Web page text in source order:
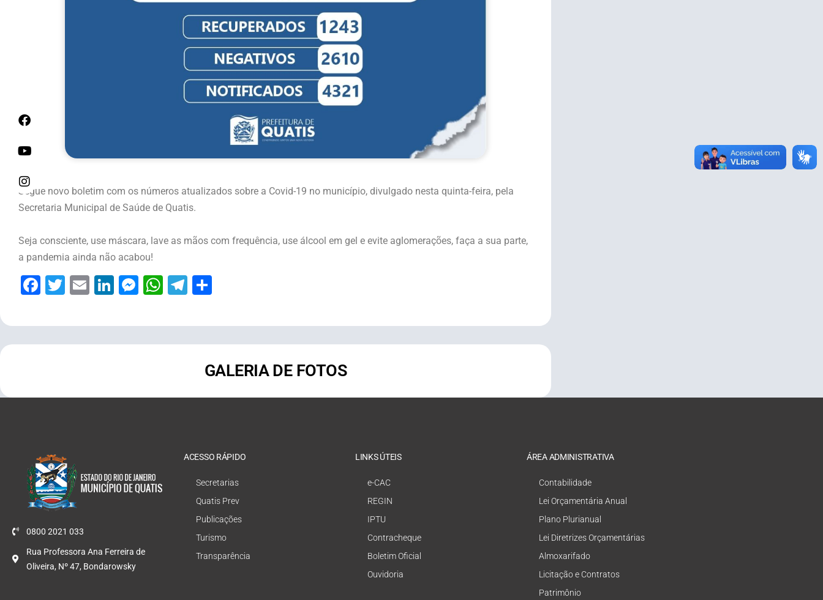
Segue novo boletim com os números atualizados sobre a Covid-19 no município, divulgado nesta quinta-feira, pela
Secretaria Municipal de Saúde de Quatis.
Seja consciente, use máscara, lave as mãos com frequência, use álcool em gel e evite aglomerações, faça a sua parte,
a pandemia ainda não acabou!
Facebook
Twitter
EmailLinkedIn
Messenger
WhatsApp
Telegram
GALERIA DE FOTOS
0800 2021 033
Rua Professora Ana Ferreira de
Oliveira, Nº 47, Bondarowsky
ACESSO RÁPIDO
Secretarias
Quatis Prev
Publicações
Turismo
Transparência
LINKS ÚTEIS
e-CAC
REGIN
IPTU
Contracheque
Boletim Oficial
Ouvidoria
ÁREA ADMINISTRATIVA
Contabilidade
Lei Orçamentária Anual
Plano Plurianual
Lei Diretrizes Orçamentárias
Almoxarifado
Licitação e Contratos
Patrimônio